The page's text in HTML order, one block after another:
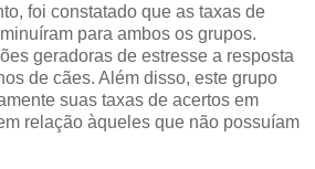
foi constatado que as taxas de
para ambos os grupos.
geradoras de estresse a resposta
de cães. Além disso, este grupo
suas taxas de acertos em
relação àqueles que não possuíam